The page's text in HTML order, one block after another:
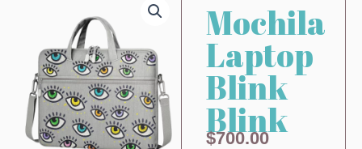
Mochila
Laptop
Blink
Blink
$700.00